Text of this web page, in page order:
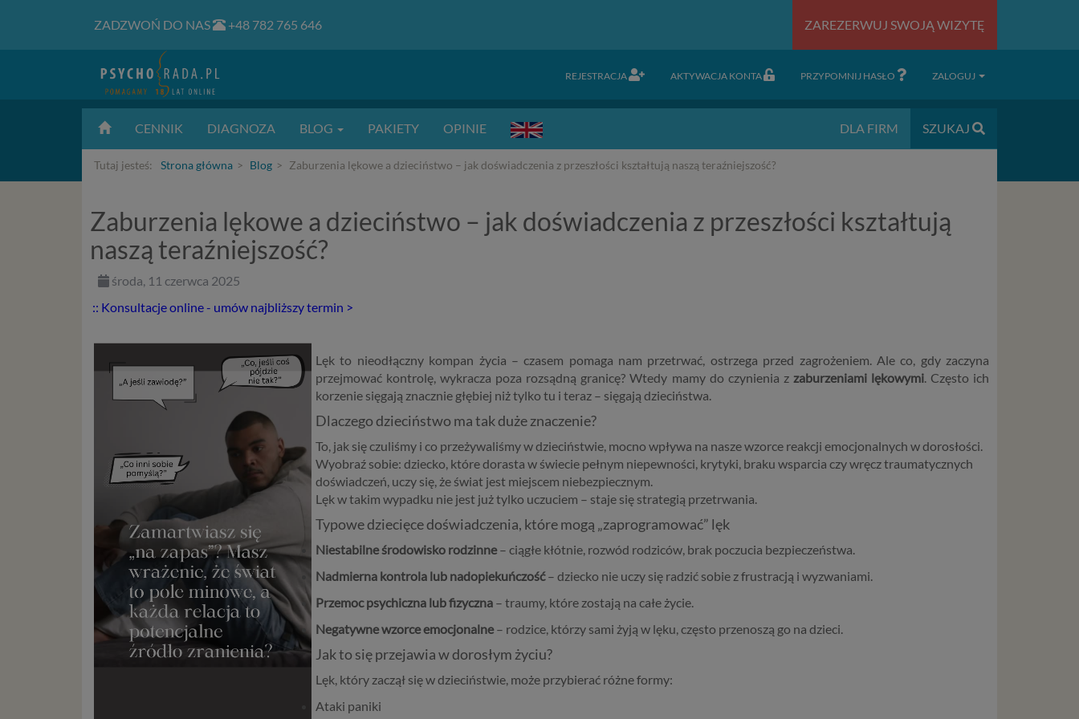
ZADZWOŃ DO NAS +48 782 765 646 ZAREZERWUJ SWOJĄ WIZYTĘ
REJESTRACJA AKTYWACJA KONTA PRZYPOMNIJ HASŁO ZALOGUJ
CENNIK DIAGNOZA BLOG PAKIETY OPINIE DLA FIRM SZUKAJ
Tutaj jesteś: Strona główna Blog Zaburzenia lękowe a dzieciństwo – jak doświadczenia z przeszłości kształtują naszą teraźniejszość?
Zaburzenia lękowe a dzieciństwo – jak doświadczenia z przeszłości kształtują
naszą teraźniejszość?
środa, 11 czerwca 2025
:: Konsultacje online - umów najbliższy termin >
Lęk to nieodłączny kompan życia – czasem pomaga nam przetrwać, ostrzega przed zagrożeniem. Ale co, gdy zaczyna
przejmować kontrolę, wykracza poza rozsądną granicę? Wtedy mamy do czynienia z zaburzeniami lękowymi. Często ich
korzenie sięgają znacznie głębiej niż tylko tu i teraz – sięgają dzieciństwa.
Dlaczego dzieciństwo ma tak duże znaczenie?
To, jak się czuliśmy i co przeżywaliśmy w dzieciństwie, mocno wpływa na nasze wzorce reakcji emocjonalnych w dorosłości.
Wyobraź sobie: dziecko, które dorasta w świecie pełnym niepewności, krytyki, braku wsparcia czy wręcz traumatycznych
doświadczeń, uczy się, że świat jest miejscem niebezpiecznym.
Lęk w takim wypadku nie jest już tylko uczuciem – staje się strategią przetrwania.
Typowe dziecięce doświadczenia, które mogą „zaprogramować” lęk
Niestabilne środowisko rodzinne– ciągłe kłótnie, rozwód rodziców, brak poczucia bezpieczeństwa.
Nadmierna kontrola lub nadopiekuńczość– dziecko nie uczy się radzić sobie z frustracją i wyzwaniami.
Przemoc psychiczna lub fizyczna – traumy, które zostają na całe życie.
Negatywne wzorce emocjonalne– rodzice, którzy sami żyją w lęku, często przenoszą go na dzieci.
Jak to się przejawia w dorosłym życiu?
Lęk, który zaczął się w dzieciństwie, może przybierać różne formy:
Ataki paniki